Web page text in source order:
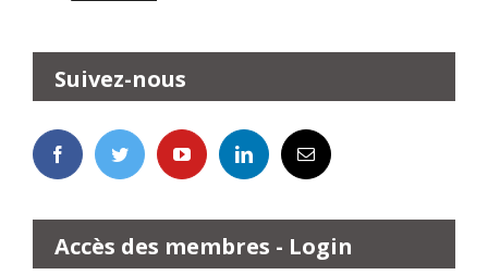
Suivez-nous
Accès des membres - Login